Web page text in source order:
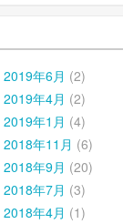
2019年6月 (2)
2019年4月 (2)
2019年1月 (4)
2018年11月 (6)
2018年9月 (20)
2018年7月 (3)
2018年4月 (1)